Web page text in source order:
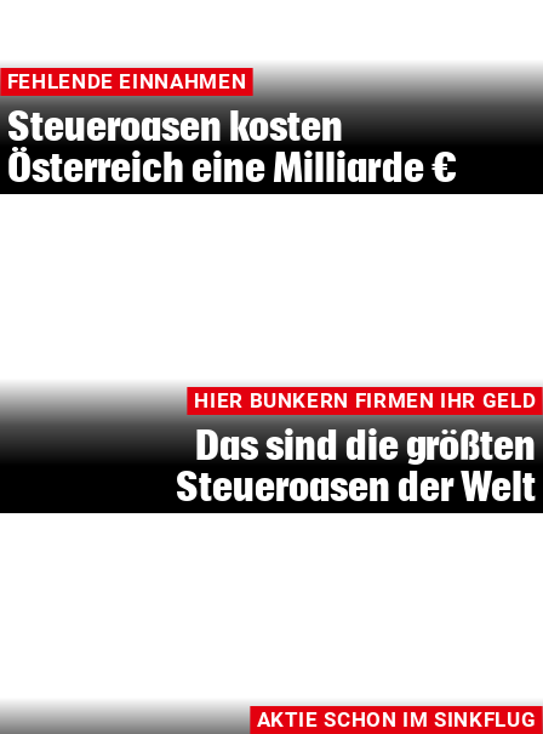
FEHLENDE EINNAHMEN
Steueroasen kosten
Österreich eine Milliarde €
HIER BUNKERN FIRMEN IHR GELD
Das sind die größten
Steueroasen der Welt
AKTIE SCHON IM SINKFLUG